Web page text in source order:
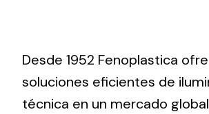
Lighting and Electrical
Equipment
Desde 1952 Fenoplastica
soluciones eficientes de
técnica en un mercado